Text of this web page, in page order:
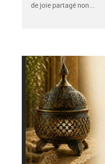
de joie partagé non...